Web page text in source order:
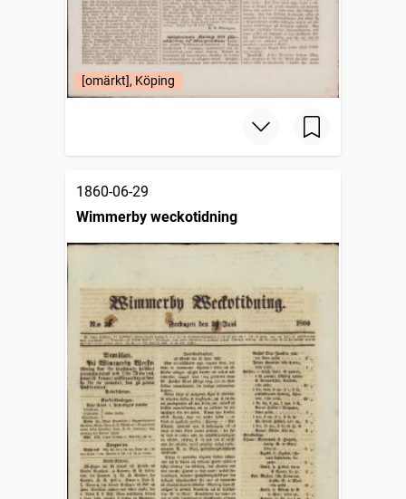
[omärkt], Köping
1860-06-29
Wimmerby weckotidning